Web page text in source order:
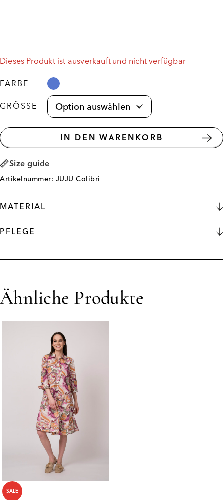
Dieses Produkt ist ausverkauft und nicht verfügbar
FARBE
GRÖSSE
IN DEN WARENKORB
Size guide
Artikelnummer: JUJU Colibri
MATERIAL
PFLEGE
Ähnliche Produkte
SALE